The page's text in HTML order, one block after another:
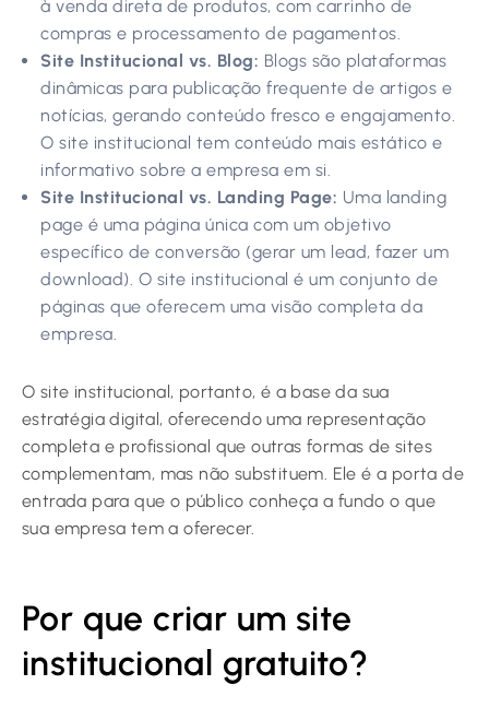
à venda direta de produtos, com carrinho de
compras e processamento de pagamentos.
Site Institucional vs. Blog: Blogs são plataformas
dinâmicas para publicação frequente de artigos e
notícias, gerando conteúdo fresco e engajamento.
O site institucional tem conteúdo mais estático e
informativo sobre a empresa em si.
Site Institucional vs. Landing Page: Uma landing
page é uma página única com um objetivo
específico de conversão (gerar um lead, fazer um
download). O site institucional é um conjunto de
páginas que oferecem uma visão completa da
empresa.
O site institucional, portanto, é a base da sua
estratégia digital, oferecendo uma representação
completa e profissional que outras formas de sites
complementam, mas não substituem. Ele é a porta de
entrada para que o público conheça a fundo o que
sua empresa tem a oferecer.
Por que criar um site
institucional gratuito?